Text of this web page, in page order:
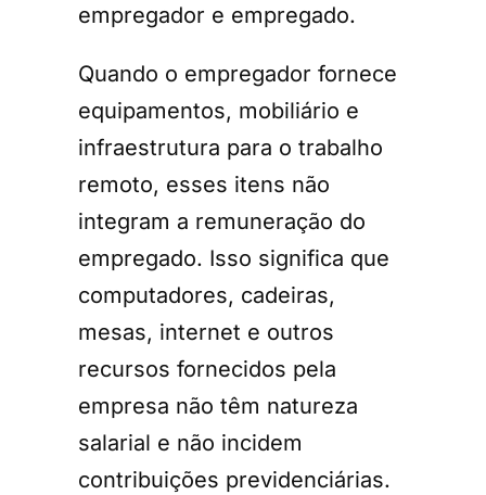
empregador e empregado.
Quando o empregador fornece
equipamentos, mobiliário e
infraestrutura para o trabalho
remoto, esses itens não
integram a remuneração do
empregado. Isso significa que
computadores, cadeiras,
mesas, internet e outros
recursos fornecidos pela
empresa não têm natureza
salarial e não incidem
contribuições previdenciárias.